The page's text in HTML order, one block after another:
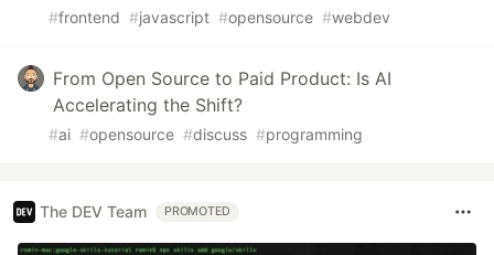
#frontend #javascript #opensource #webdev
From Open Source to Paid Product: Is AI
Accelerating the Shift?
#ai #opensource #discuss #programming
The DEV Team PROMOTED